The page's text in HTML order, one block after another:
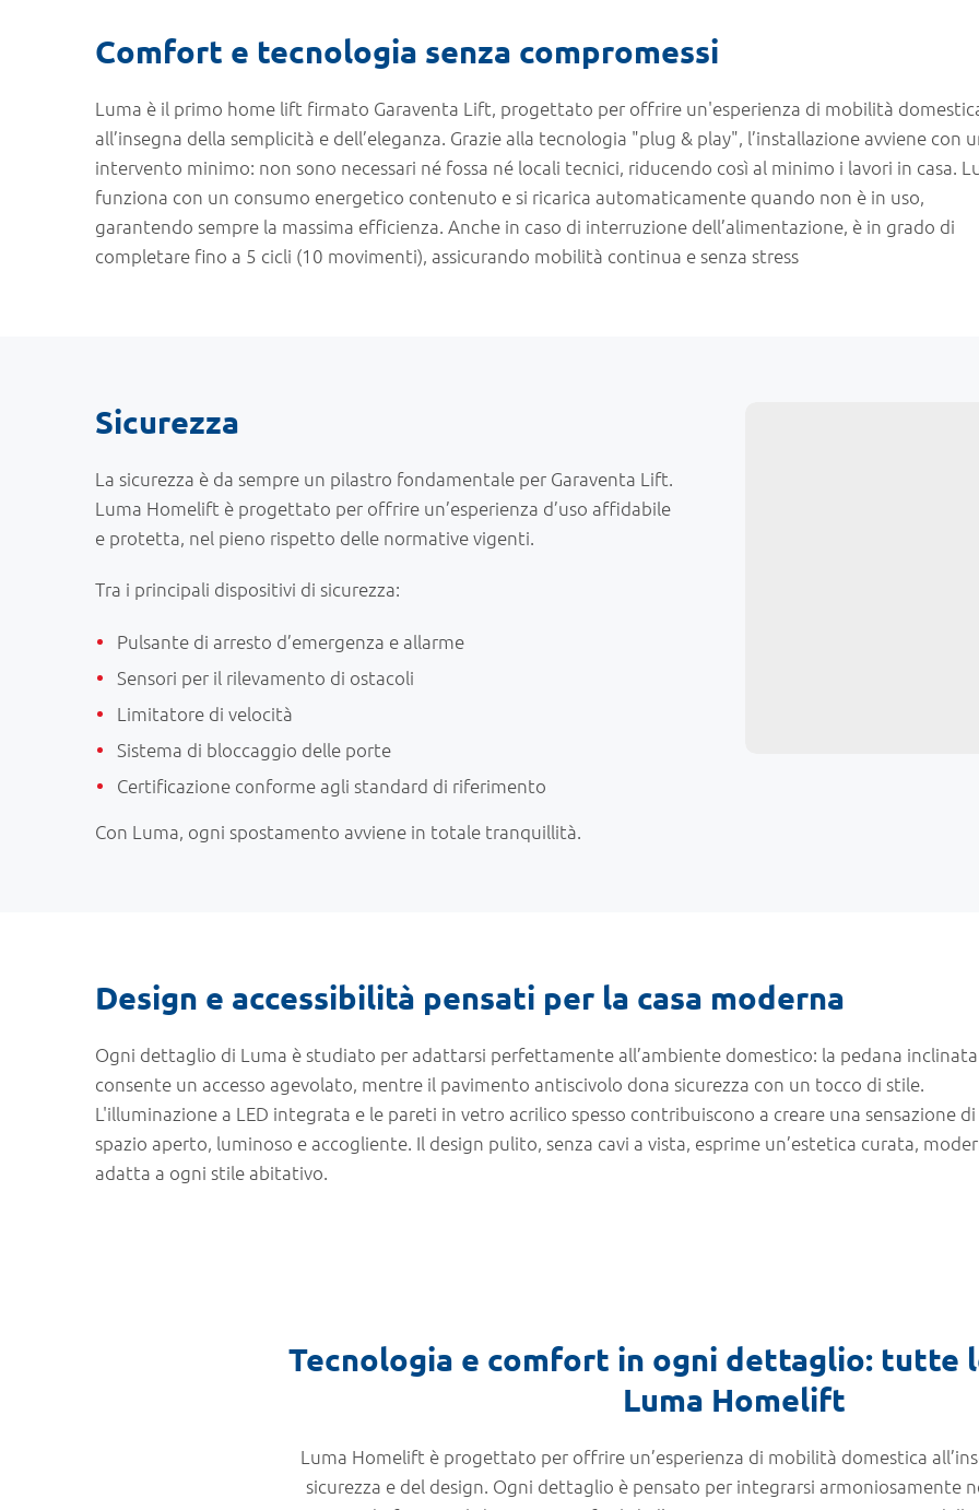
Comfort e tecnologia senza compromessi
Luma è il primo home lift firmato Garaventa Lift, progettato per offrire un'esperienza di mobilità
all’insegna della semplicità e dell’eleganza. Grazie alla tecnologia "plug & play", l’installazione avviene con
intervento minimo: non sono necessari né fossa né locali tecnici, riducendo così al minimo i lavori in casa.
funziona con un consumo energetico contenuto e si ricarica automaticamente quando non è in uso,
garantendo sempre la massima efficienza. Anche in caso di interruzione dell’alimentazione, è in grado di
completare fino a 5 cicli (10 movimenti), assicurando mobilità continua e senza stress
Sicurezza
La sicurezza è da sempre un pilastro fondamentale per Garaventa Lift.
Luma Homelift è progettato per offrire un’esperienza d’uso affidabile
e protetta, nel pieno rispetto delle normative vigenti.
Tra i principali dispositivi di sicurezza:
Pulsante di arresto d’emergenza e allarme
Sensori per il rilevamento di ostacoli
Limitatore di velocità
Sistema di bloccaggio delle porte
Certificazione conforme agli standard di riferimento
Con Luma, ogni spostamento avviene in totale tranquillità.
Design e accessibilità pensati per la casa moderna
Ogni dettaglio di Luma è studiato per adattarsi perfettamente all’ambiente domestico: la pedana inclinata
consente un accesso agevolato, mentre il pavimento antiscivolo dona sicurezza con un tocco di stile.
L'illuminazione a LED integrata e le pareti in vetro acrilico spesso contribuiscono a creare una sensazione di
spazio aperto, luminoso e accogliente. Il design pulito, senza cavi a vista, esprime un’estetica curata,
adatta a ogni stile abitativo.
Tecnologia e comfort in ogni dettaglio: tutte
Luma Homelift
Luma Homelift è progettato per offrire un’esperienza di mobilità domestica
sicurezza e del design. Ogni dettaglio è pensato per integrarsi armoniosamente